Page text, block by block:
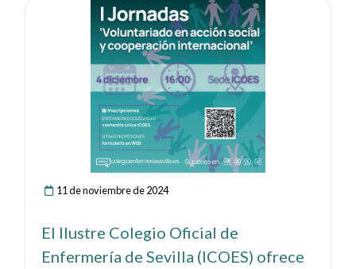
11 de noviembre de 2024
El Ilustre Colegio Oficial de
Enfermería de Sevilla (ICOES) ofrece